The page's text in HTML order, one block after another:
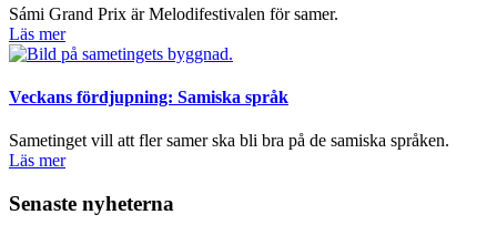
Sámi Grand Prix är Melodifestivalen för samer.
Läs mer
Veckans fördjupning: Samiska språk
Sametinget vill att fler samer ska bli bra på de samiska språken.
Läs mer
Senaste nyheterna